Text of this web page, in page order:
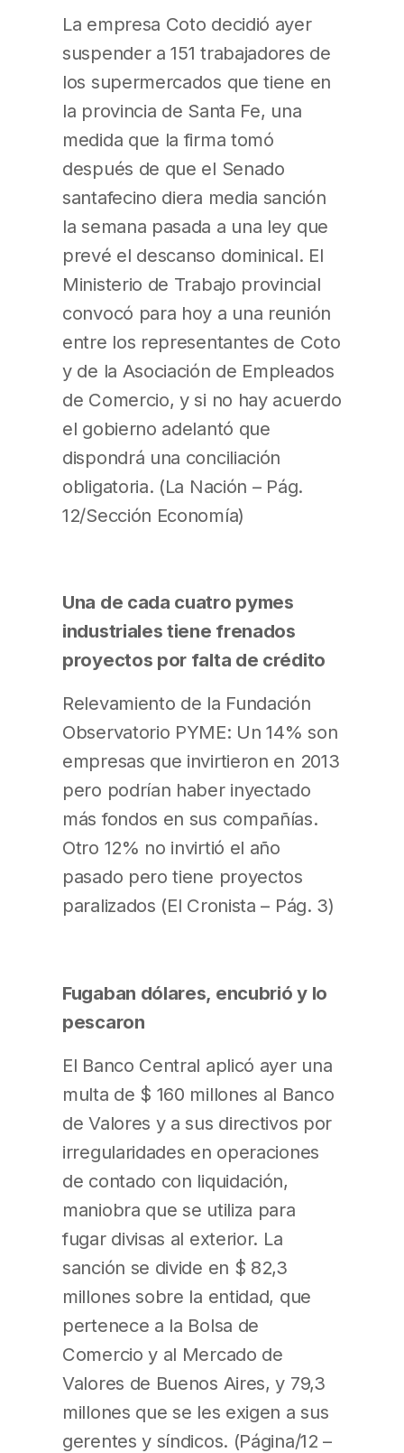
La empresa Coto decidió ayer
suspender a 151 trabajadores de
los supermercados que tiene en
la provincia de Santa Fe, una
medida que la firma tomó
después de que el Senado
santafecino diera media sanción
la semana pasada a una ley que
prevé el descanso dominical. El
Ministerio de Trabajo provincial
convocó para hoy a una reunión
entre los representantes de Coto
y de la Asociación de Empleados
de Comercio, y si no hay acuerdo
el gobierno adelantó que
dispondrá una conciliación
obligatoria. (La Nación – Pág.
12/Sección Economía)
Una de cada cuatro pymes
industriales tiene frenados
proyectos por falta de crédito
Relevamiento de la Fundación
Observatorio PYME: Un 14% son
empresas que invirtieron en 2013
pero podrían haber inyectado
más fondos en sus compañías.
Otro 12% no invirtió el año
pasado pero tiene proyectos
paralizados (El Cronista – Pág. 3)
Fugaban dólares, encubrió y lo
pescaron
El Banco Central aplicó ayer una
multa de $ 160 millones al Banco
de Valores y a sus directivos por
irregularidades en operaciones
de contado con liquidación,
maniobra que se utiliza para
fugar divisas al exterior. La
sanción se divide en $ 82,3
millones sobre la entidad, que
pertenece a la Bolsa de
Comercio y al Mercado de
Valores de Buenos Aires, y 79,3
millones que se les exigen a sus
gerentes y síndicos. (Página/12 –